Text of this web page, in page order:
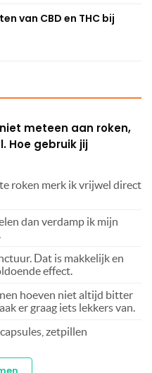
van CBD en THC bij
meteen aan roken,
Hoe gebruik jij
roken merk ik vrijwel direct
dan verdamp ik mijn
Dat is makkelijk en
effect.
hoeven niet altijd bitter
er graag iets lekkers van.
zetpillen